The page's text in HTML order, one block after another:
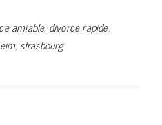
amiable, divorce rapide,
, strasbourg